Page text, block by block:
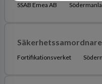
SSAB Emea AB
Fortifikationsverket